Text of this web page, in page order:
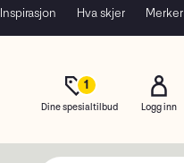
Inspirasjon Hva skjer Merker
1
Dine spesialtilbud Logg inn